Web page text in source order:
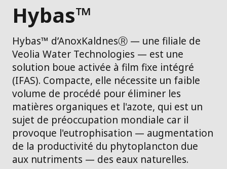
Hybas™
Hybas™ d’AnoxKaldnesⓇ — une filiale de
Veolia Water Technologies — est une
solution boue activée à film fixe intégré
(IFAS). Compacte, elle nécessite un faible
volume de procédé pour éliminer les
matières organiques et l'azote, qui est un
sujet de préoccupation mondiale car il
provoque l'eutrophisation — augmentation
de la productivité du phytoplancton due
aux nutriments — des eaux naturelles.